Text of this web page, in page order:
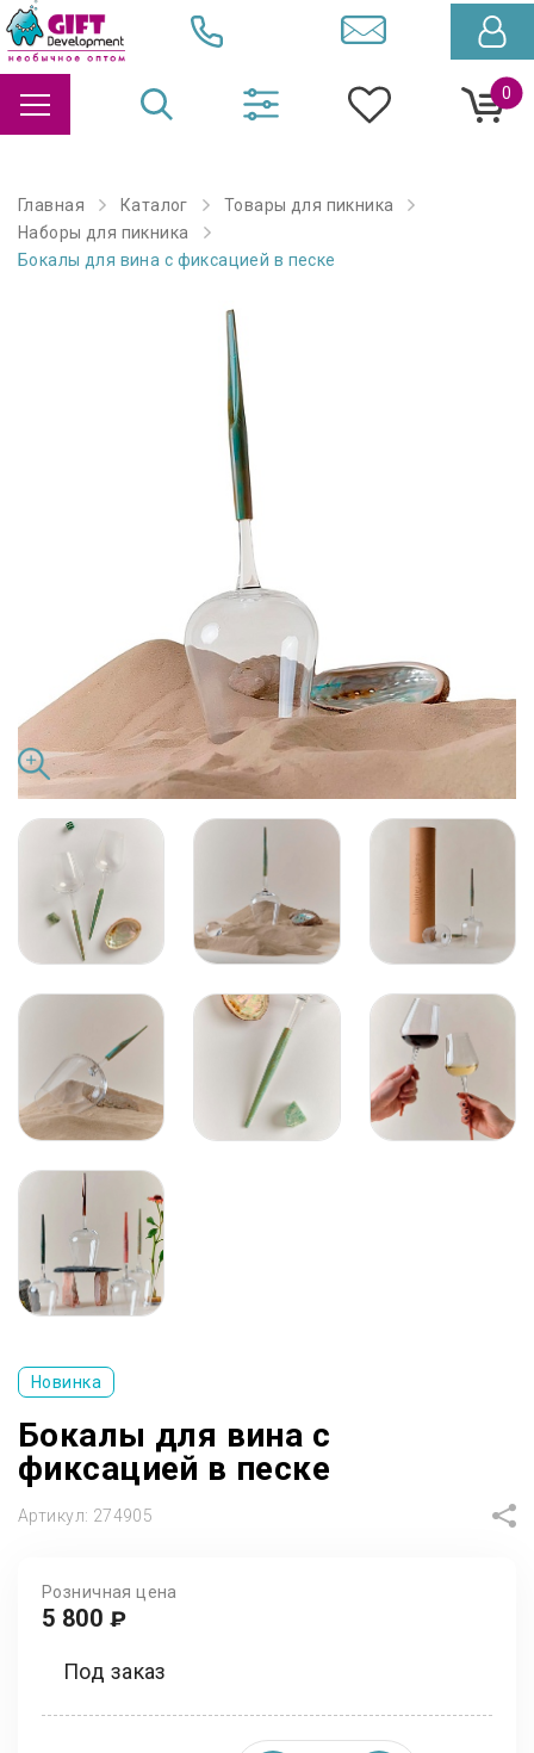
0
Главная Каталог
Товары для пикника
Наборы для пикника
Бокалы для вина с фиксацией в песке
Новинка
Бокалы для вина с
фиксацией в песке
Артикул: 274905
Розничная цена
5 800 ₽
Под заказ